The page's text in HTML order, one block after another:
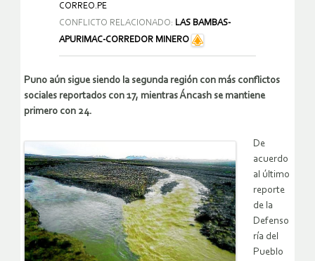
CORREO.PE
CONFLICTO RELACIONADO: LAS BAMBAS-
APURIMAC-CORREDOR MINERO
Puno aún sigue siendo la segunda región con más conflictos
sociales reportados con 17, mientras Áncash se mantiene
primero con 24.
De
acuerdo
al último
reporte
de la
Defenso
ría del
Pueblo